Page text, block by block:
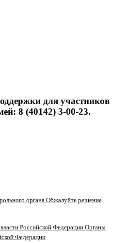
для участников
8 (40142) 3-00-23.
Обжалуйте решение
Органы
Федерации